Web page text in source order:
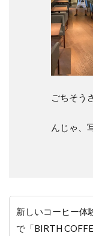
ごちそう
んじゃ、
新しいコーヒー体
で「BIRTH